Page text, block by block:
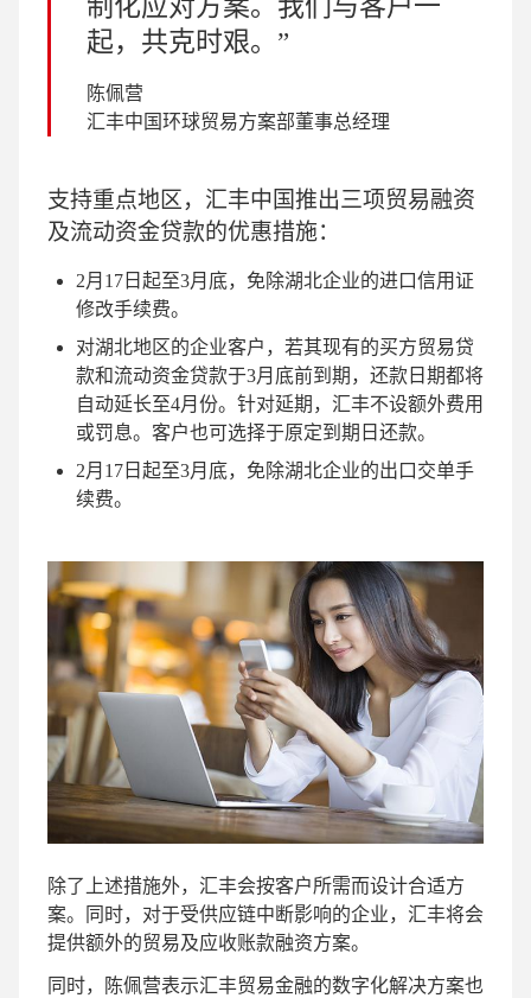
制化应对方案。我们与客户一
起，共克时艰。
陈佩营
汇丰中国环球贸易方案部董事总经理
支持重点地区，汇丰中国推出三项贸易融资
及流动资金贷款的优惠措施：
2月17日起至3月底，免除湖北企业的进口信用证
修改手续费。
对湖北地区的企业客户，若其现有的买方贸易贷
款和流动资金贷款于3月底前到期，还款日期都将
自动延长至4月份。针对延期，汇丰不设额外费用
或罚息。客户也可选择于原定到期日还款。
2月17日起至3月底，免除湖北企业的出口交单手
续费。
除了上述措施外，汇丰会按客户所需而设计合适方
案。同时，对于受供应链中断影响的企业，汇丰将会
提供额外的贸易及应收账款融资方案。
同时，陈佩营表示汇丰贸易金融的数字化解决方案也